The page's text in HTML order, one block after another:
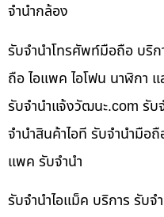
จำนำกล้อง
รับจำนำโทรศัพท์มือถือ บริก
ถือ ไอแพค ไอโฟน นาฬิกา
รับจํานําแจ้งวัฒนะ.com รั
จำนำสินค้าไอที รับจำนำมือ
แพค รับจำนำ
รับจำนำไอแม็ค บริการ รับจ